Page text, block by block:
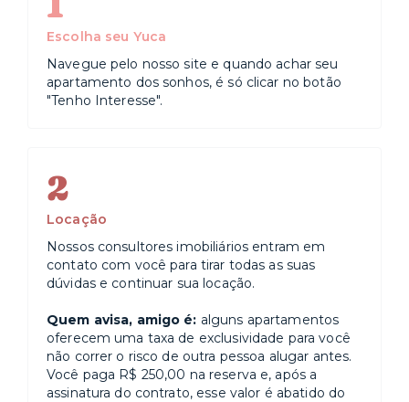
Escolha seu Yuca
Navegue pelo nosso site e quando achar seu
apartamento dos sonhos, é só clicar no botão
"Tenho Interesse".
2
Locação
Nossos consultores imobiliários entram em
contato com você para tirar todas as suas
dúvidas e continuar sua locação.
Quem avisa, amigo é: alguns apartamentos
oferecem uma taxa de exclusividade para você
não correr o risco de outra pessoa alugar antes.
Você paga R$ 250,00 na reserva e, após a
assinatura do contrato, esse valor é abatido do